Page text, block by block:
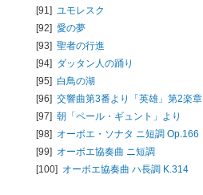
[91] ユモレスク
[92] 愛の夢
[93] 聖者の行進
[94] ダッタン人の踊り
[95] 白鳥の湖
[96] 交響曲第3番より「英雄」第2楽章
[97] 朝「ペール・ギュント」より
[98] オーボエ・ソナタ ニ短調 Op.166
[99] オーボエ協奏曲 ニ短調
[100] オーボエ協奏曲 ハ長調 K.314